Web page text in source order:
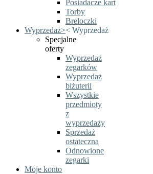
Posiadacze kart
Torby
Breloczki
Wyprzedaż>< Wyprzedaż
Specjalne
oferty
Wyprzedaż
zegarków
Wyprzedaż
biżuterii
Wszystkie
przedmioty
z
wyprzedaży
Sprzedaż
ostateczna
Odnowione
zegarki
Moje konto